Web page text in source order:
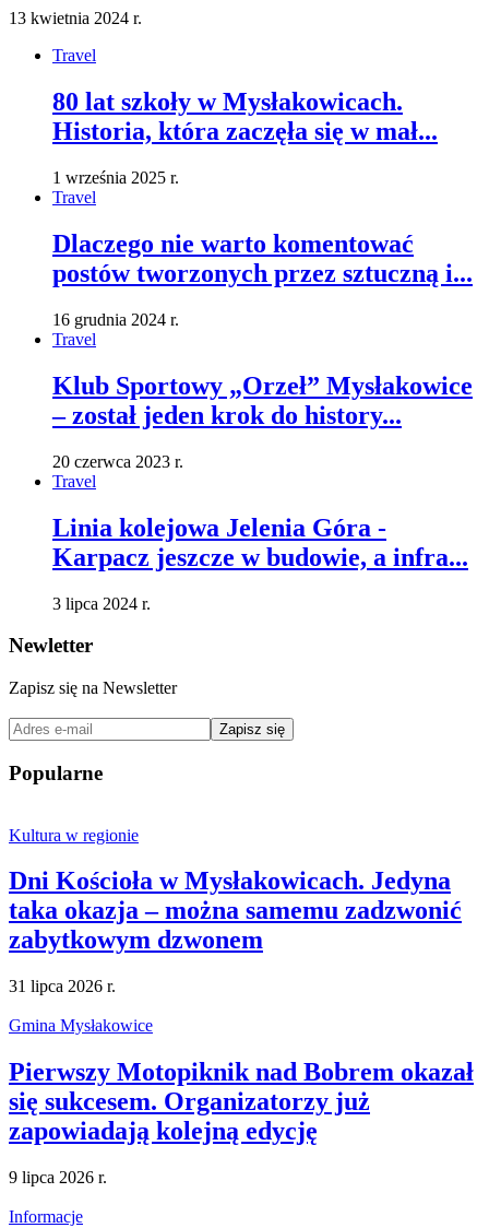
13 kwietnia 2024 r.
Travel
80 lat szkoły w Mysłakowicach.
Historia, która zaczęła się w mał...
1 września 2025 r.
Travel
Dlaczego nie warto komentować
postów tworzonych przez sztuczną i...
16 grudnia 2024 r.
Travel
Klub Sportowy „Orzeł” Mysłakowice
– został jeden krok do history...
20 czerwca 2023 r.
Travel
Linia kolejowa Jelenia Góra -
Karpacz jeszcze w budowie, a infra...
3 lipca 2024 r.
Newletter
Zapisz się na Newsletter
Zapisz się
Popularne
Kultura w regionie
Dni Kościoła w Mysłakowicach. Jedyna
taka okazja – można samemu zadzwonić
zabytkowym dzwonem
31 lipca 2026 r.
Gmina Mysłakowice
Pierwszy Motopiknik nad Bobrem okazał
się sukcesem. Organizatorzy już
zapowiadają kolejną edycję
9 lipca 2026 r.
Informacje